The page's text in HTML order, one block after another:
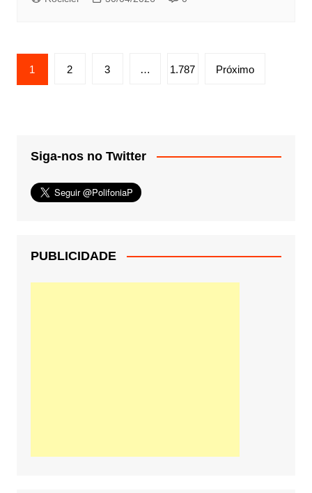
Paginação
de
1 2 3 … 1.787 Próximo
Siga-nos no Twitter
PUBLICIDADE